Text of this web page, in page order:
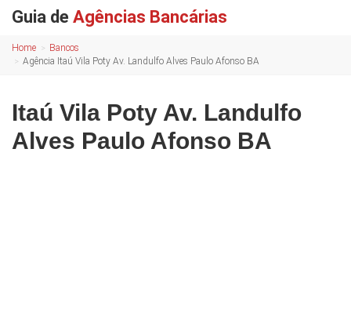
Guia de Agências Bancárias
Home
Bancos
Agência Itaú Vila Poty Av. Landulfo Alves Paulo Afonso BA
Itaú Vila Poty Av. Landulfo
Alves Paulo Afonso BA